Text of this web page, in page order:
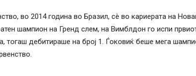
во 2014 година во Бразил, сè во кариерата на
шампион на Гренд слем, на Вимблдон го испи
тогаш дебитираше на број 1. Ѓоковиќ беше мега